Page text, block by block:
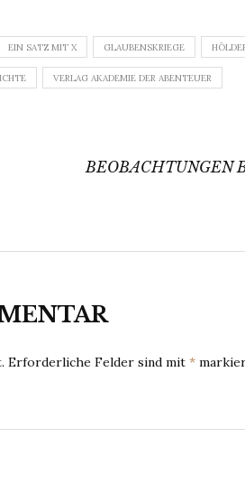
EIN SATZ MIT X GLAUBENSKRIEGE
VERLAG AKADEMIE DER ABENTEUER
BEOBACHTUNGEN
Erforderliche Felder sind mit *